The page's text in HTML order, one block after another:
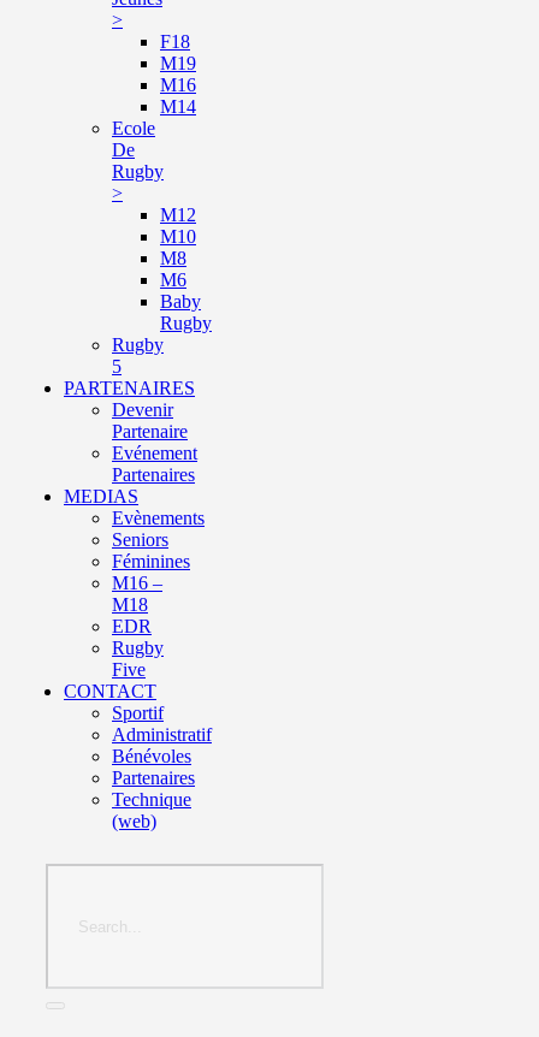
>
F18
M19
M16
M14
Ecole
De
Rugby
>
M12
M10
M8
M6
Baby
Rugby
Rugby
5
PARTENAIRES
Devenir
Partenaire
Evénement
Partenaires
MEDIAS
Evènements
Seniors
Féminines
M16 –
M18
EDR
Rugby
Five
CONTACT
Sportif
Administratif
Bénévoles
Partenaires
Technique
(web)